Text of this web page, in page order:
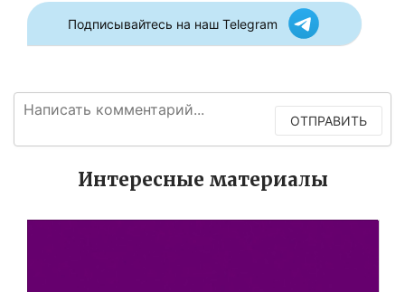
Подписывайтесь на наш Telegram
ОТПРАВИТЬ
Интересные материалы